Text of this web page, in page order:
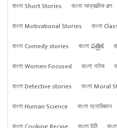
বাংলা Short Stories বাংলা আধ্যাত্মিক গল্প
বাংলা Motivational Stories
বাংলা
বাংলা Comedy stories
বাংলা పత్రిక
বাংলা Women Focused
বাংলা নাটক
বাংলা Detective stories
বাংলা Moral
বাংলা Human Science
বাংলা মনোবিজ্ঞান